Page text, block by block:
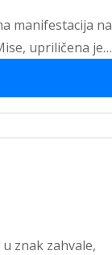
manifestacija na
upriličena je…
znak zahvale,